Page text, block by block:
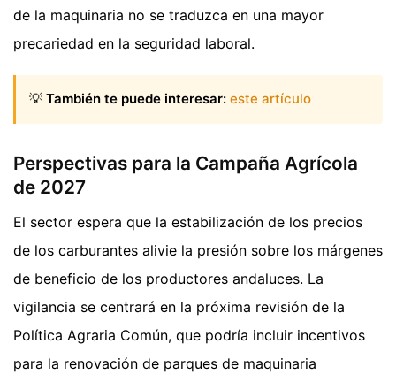
de la maquinaria no se traduzca en una mayor
precariedad en la seguridad laboral.
💡 También te puede interesar: este artículo
Perspectivas para la Campaña Agrícola
de 2027
El sector espera que la estabilización de los precios
de los carburantes alivie la presión sobre los márgenes
de beneficio de los productores andaluces. La
vigilancia se centrará en la próxima revisión de la
Política Agraria Común, que podría incluir incentivos
para la renovación de parques de maquinaria